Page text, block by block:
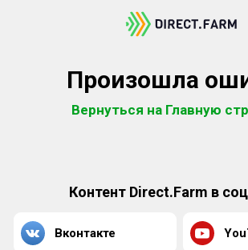
Произошла
Вернуться на Главную
Контент Direct.Farm в
Вконтакте